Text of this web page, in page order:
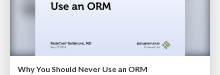
Why You Should Never Use an ORM